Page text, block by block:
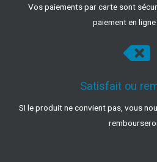
Vos paiements par carte sont
paiement en
Satisfait ou
SI le produit ne convient pas, vous